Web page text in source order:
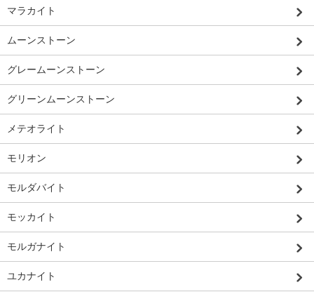
マラカイト
ムーンストーン
グレームーンストーン
グリーンムーンストーン
メテオライト
モリオン
モルダバイト
モッカイト
モルガナイト
ユカナイト